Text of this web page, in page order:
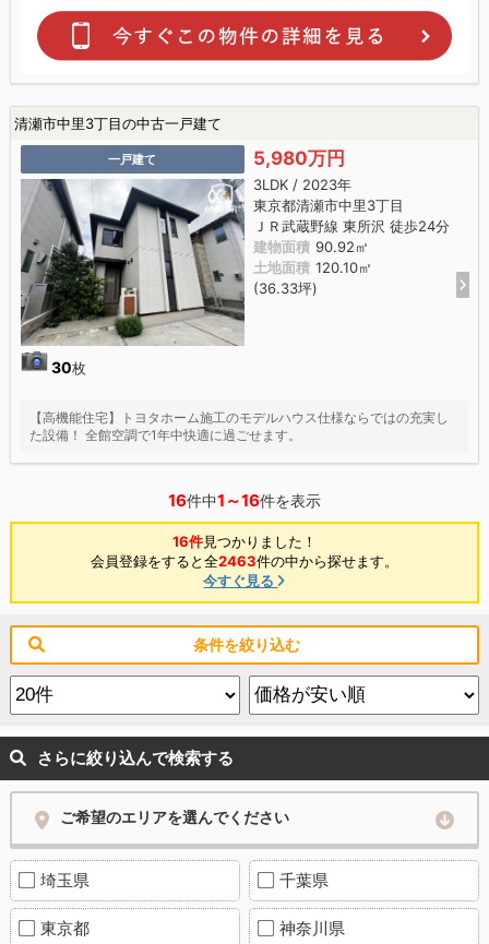
清瀬市中里3丁目の中古一戸建て
一戸建て
30枚
5,980万円
3LDK / 2023年
東京都清瀬市中里3丁目
ＪＲ武蔵野線 東所沢 徒歩24分
建物面積 90.92㎡
土地面積 120.10㎡
(36.33坪)
【高機能住宅】トヨタホーム施工のモデルハウス仕様ならではの充実し
た設備！ 全館空調で1年中快適に過ごせます。
16件中1～16件を表示
16件見つかりました！
会員登録をすると全2463件の中から探せます。
今すぐ見る
条件を絞り込む
さらに絞り込んで検索する
ご希望のエリアを選んでください
埼玉県 千葉県
東京都 神奈川県